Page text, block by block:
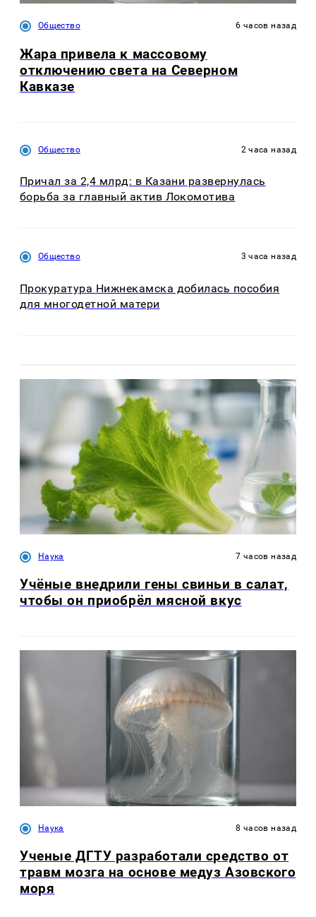
Общество 6 часов назад
Жара привела к массовому
отключению света на Северном
Кавказе
Общество 2 часа назад
Причал за 2,4 млрд: в Казани развернулась
борьба за главный актив Локомотива
Общество 3 часа назад
Прокуратура Нижнекамска добилась пособия
для многодетной матери
Наука 7 часов назад
Учёные внедрили гены свиньи в салат,
чтобы он приобрёл мясной вкус
Наука 8 часов назад
Ученые ДГТУ разработали средство от
травм мозга на основе медуз Азовского
моря